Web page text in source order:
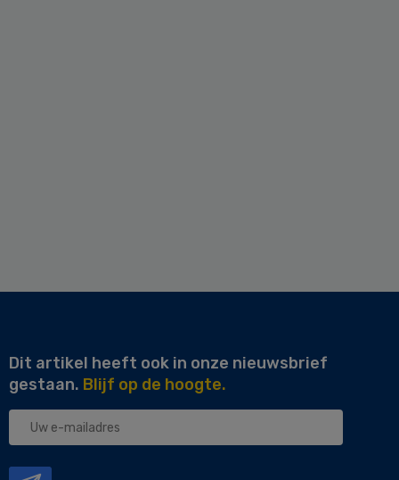
Dit artikel heeft ook in onze nieuwsbrief
gestaan. Blijf op de hoogte.
Uw